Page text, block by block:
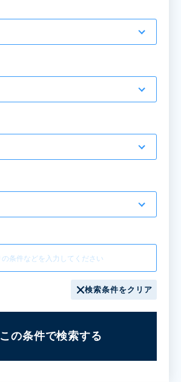
検索条件をクリア
この条件で検索する